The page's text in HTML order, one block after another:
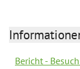
Bericht -